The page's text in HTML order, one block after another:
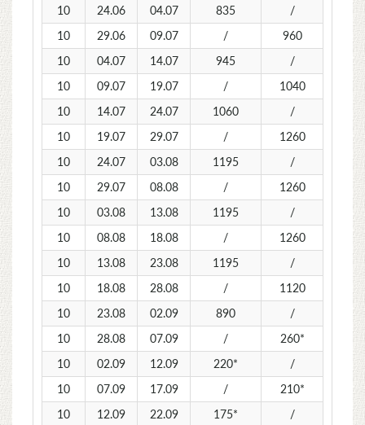
10
24.06 04.07 835
/
10
29.06 09.07 /
960
10
04.07 14.07 945
/
10
09.07 19.07 /
1040
10
14.07 24.07 1060
/
10
19.07 29.07 /
1260
10
24.07 03.08 1195
/
10
29.07 08.08 /
1260
10
03.08 13.08 1195
/
10
08.08 18.08 /
1260
10
13.08 23.08 1195
/
10
18.08 28.08 /
1120
10
23.08 02.09 890
/
10
28.08 07.09 /
260*
10
02.09 12.09 220*
/
10
07.09 17.09 /
210*
10
12.09 22.09 175*
/